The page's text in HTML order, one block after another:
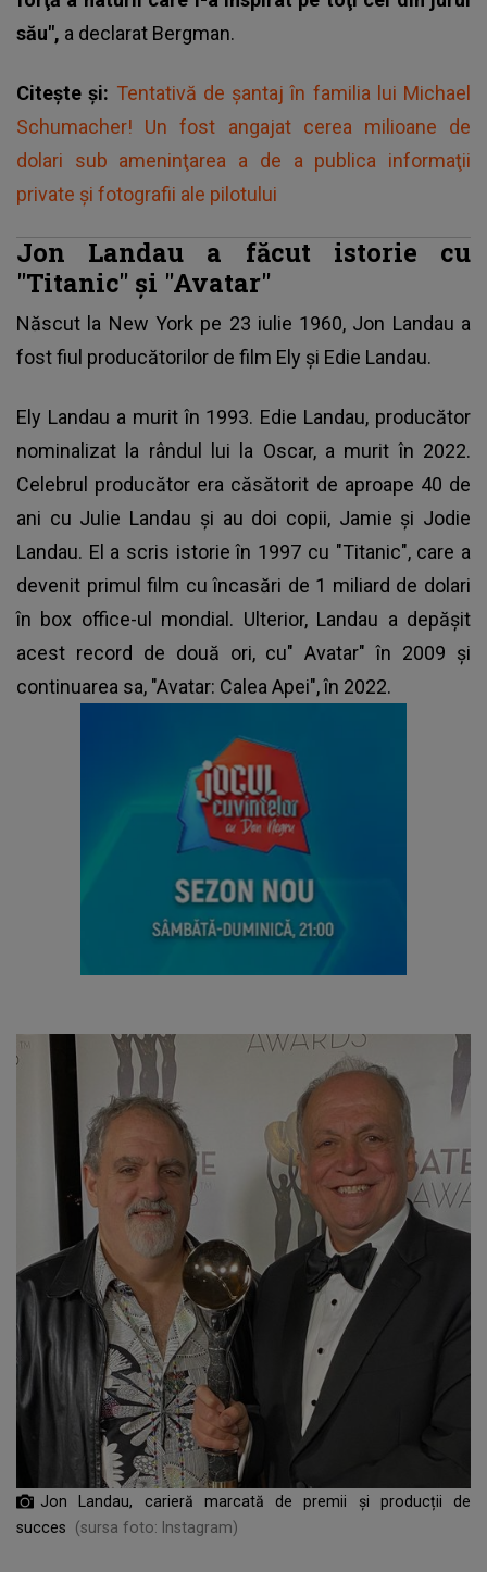
său", a declarat Bergman.
Citește și: Tentativă de șantaj în familia lui Michael
Schumacher! Un fost angajat cerea milioane de
dolari sub ameninţarea a de a publica informaţii
private şi fotografii ale pilotului
Jon Landau a făcut istorie cu
"Titanic" şi "Avatar"
Născut la New York pe 23 iulie 1960, Jon Landau a
fost fiul producătorilor de film Ely şi Edie Landau.
Ely Landau a murit în 1993. Edie Landau, producător
nominalizat la rândul lui la Oscar, a murit în 2022.
Celebrul producător era căsătorit de aproape 40 de
ani cu Julie Landau şi au doi copii, Jamie şi Jodie
Landau. El a scris istorie în 1997 cu "Titanic", care a
devenit primul film cu încasări de 1 miliard de dolari
în box office-ul mondial. Ulterior, Landau a depăşit
acest record de două ori, cu"Avatar" în 2009 şi
continuarea sa, "Avatar: Calea Apei", în 2022.
Jon Landau, carieră marcată de premii și producții de
succes
(sursa foto: Instagram)